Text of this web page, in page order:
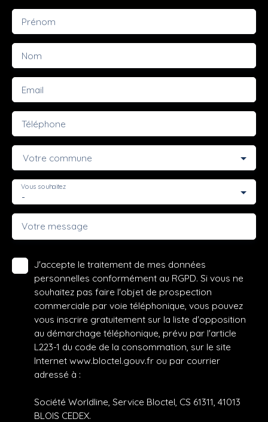
Prénom
Nom
Email
Téléphone
Votre commune
-
Vous souhaitez
Votre message
J'accepte le traitement de mes données
personnelles conformément au RGPD. Si vous ne
souhaitez pas faire l'objet de prospection
commerciale par voie téléphonique, vous pouvez
vous inscrire gratuitement sur la liste d'opposition
au démarchage téléphonique, prévu par l'article
L223-1 du code de la consommation, sur le site
Internet www.bloctel.gouv.fr ou par courrier
adressé à :
Société Worldline, Service Bloctel, CS 61311, 41013
BLOIS CEDEX.